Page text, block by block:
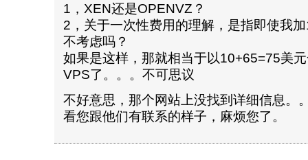
1，XEN还是OPENVZ？
2，关于一次性费用的理解，是指即使我
不考虑吗？
如果是这样，那就相当于以10+65=75美
VPS了。。。不可思议
不好意思，那个网站上没找到详细信息。
看您跟他们有联系的样子，麻烦您了。